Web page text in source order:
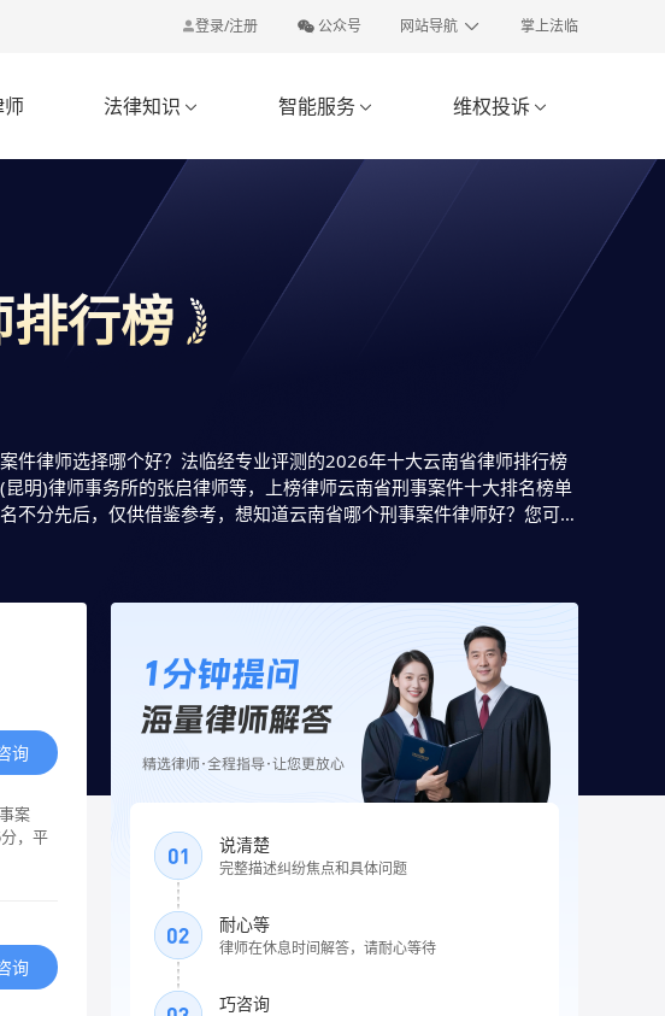
登录/注册 公众号 网站导航 掌上法临
师 法律知识  智能服务  维权投诉 
行榜
件律师选择哪个好？法临经专业评测的2026年十大云南省律师排行榜
明)律师事务所的张启律师等，上榜律师云南省刑事案件十大排名榜单
分先后，仅供借鉴参考，想知道云南省哪个刑事案件律师好？您可以
询
案
，平
询
说清楚
完整描述纠纷焦点和具体问题
耐心等
律师在休息时间解答，请耐心等待
巧咨询